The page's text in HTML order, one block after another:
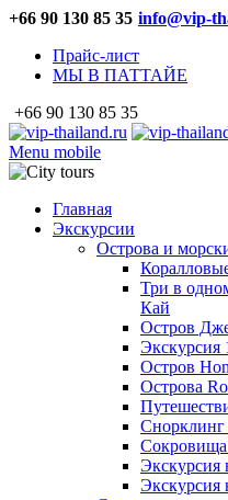
+66 90 130 85 35 info@vip-
Прайс-лист
МЫ В ПАТТАЙЕ
+66 90 130 85 35
Menu mobile
Главная
Экскурсии
Острова и
Три в
Кай
Остров
Экскурсия
Остров
Острова
Снорклинг
Сокровища
Экскурсия
Экскурсия